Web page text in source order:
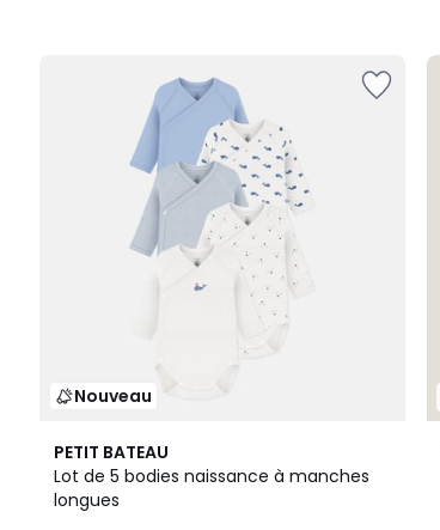
Nouveau
PETIT BATEAU
Lot de 5 bodies naissance à manches
longues